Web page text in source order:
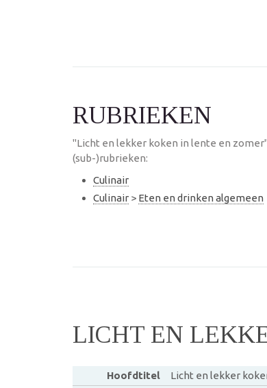
RUBRIEKEN
"Licht en lekker koken in lente en
(sub-)rubrieken:
Culinair
Culinair > Eten en drinken algemeen
LICHT EN
Hoofdtitel
Licht en lekker